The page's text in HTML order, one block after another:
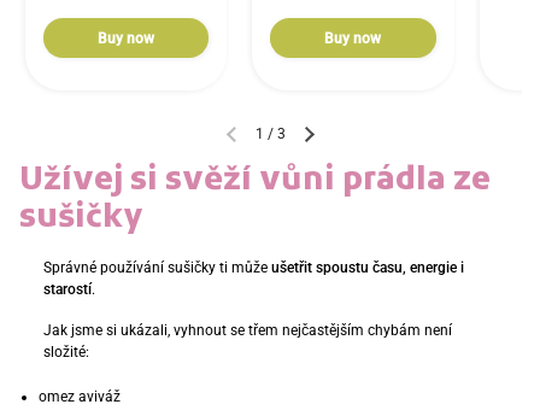
Buy now Buy now
1 / 3
Užívej si svěží vůni prádla ze
sušičky
Správné používání sušičky ti může ušetřit spoustu času, energie i
starostí.
Jak jsme si ukázali, vyhnout se třem nejčastějším chybám není
složité:
omez aviváž